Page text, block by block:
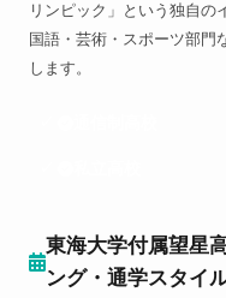
リンピック」という独自の
国語・芸術・スポーツ部門
します。
東海大学付属望星
ング・通学スタイ